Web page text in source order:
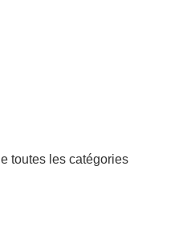
toutes les catégories